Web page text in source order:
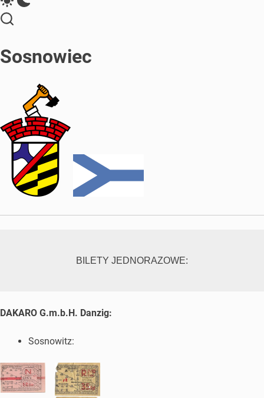
Sosnowiec
BILETY JEDNORAZOWE:
DAKARO G.m.b.H. Danzig:
Sosnowitz: